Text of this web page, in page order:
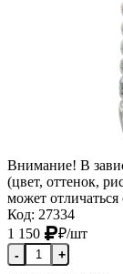
Внимание! В
(цвет, оттенок,
может отличаться
Код: 27334
1 150
₽/шт
- +